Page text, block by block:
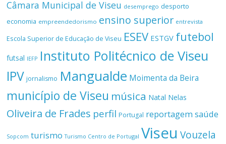
Câmara Municipal de Viseu desemprego desporto
economia empreendedorismo ensino superior entrevista
Escola Superior de Educação de Viseu ESEV ESTGV futebol
futsal IEFP Instituto Politécnico de Viseu
IPV jornalismo Mangualde Moimenta da Beira
município de Viseu música Natal Nelas
Oliveira de Frades perfil Portugal reportagemsaúde
Sopcom turismo Turismo Centro de Portugal Viseu Vouzela